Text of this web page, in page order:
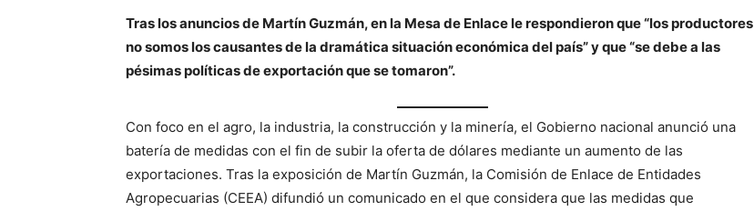
Tras los anuncios de Martín Guzmán, en la Mesa de Enlace le respondieron que “los productores
no somos los causantes de la dramática situación económica del país” y que “se debe a las
pésimas políticas de exportación que se tomaron”.
Con foco en el agro, la industria, la construcción y la minería, el Gobierno nacional anunció una
batería de medidas con el fin de subir la oferta de dólares mediante un aumento de las
exportaciones. Tras la exposición de Martín Guzmán, la Comisión de Enlace de Entidades
Agropecuarias (CEEA) difundió un comunicado en el que considera que las medidas que